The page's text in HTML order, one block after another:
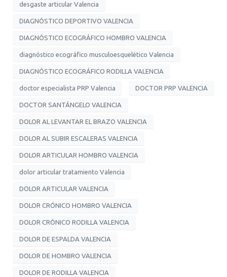
desgaste articular Valencia
DIAGNÓSTICO DEPORTIVO VALENCIA
DIAGNÓSTICO ECOGRÁFICO HOMBRO VALENCIA
diagnóstico ecográfico musculoesquelético Valencia
DIAGNÓSTICO ECOGRÁFICO RODILLA VALENCIA
doctor especialista PRP Valencia DOCTOR PRP VALENCIA
DOCTOR SANTÁNGELO VALENCIA
DOLOR AL LEVANTAR EL BRAZO VALENCIA
DOLOR AL SUBIR ESCALERAS VALENCIA
DOLOR ARTICULAR HOMBRO VALENCIA
dolor articular tratamiento Valencia
DOLOR ARTICULAR VALENCIA
DOLOR CRÓNICO HOMBRO VALENCIA
DOLOR CRÓNICO RODILLA VALENCIA
DOLOR DE ESPALDA VALENCIA
DOLOR DE HOMBRO VALENCIA
DOLOR DE RODILLA VALENCIA